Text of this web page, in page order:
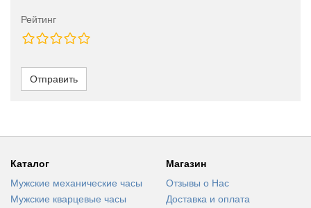
Рейтинг
Отправить
Каталог
Мужские механические часы
Мужские кварцевые часы
Магазин
Отзывы о Нас
Доставка и оплата